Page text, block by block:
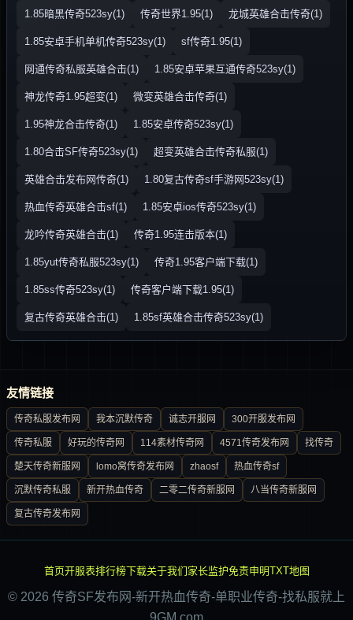
1.85暗黑传奇523sy(1) 传奇世界1.95(1) 龙城英雄合击传奇(1)
1.85安卓手机单机传奇523sy(1) sf传奇1.95(1)
网通传奇私服英雄合击(1) 1.85安卓苹果互通传奇523sy(1)
神龙传奇1.95超变(1) 微变英雄合击传奇(1)
1.95神龙合击传奇(1) 1.85安卓传奇523sy(1)
1.80合击SF传奇523sy(1) 超变英雄合击传奇私服(1)
英雄合击发布网传奇(1) 1.80复古传奇sf手游网523sy(1)
热血传奇英雄合击sf(1) 1.85安卓ios传奇523sy(1)
龙吟传奇英雄合击(1) 传奇1.95连击版本(1)
1.85yut传奇私服523sy(1) 传奇1.95客户端下载(1)
1.85ss传奇523sy(1) 传奇客户端下载1.95(1)
复古传奇英雄合击(1) 1.85sf英雄合击传奇523sy(1)
友情链接
传奇私服发布网 我本沉默传奇 诚志开服网 300开服发布网
传奇私服 好玩的传奇网 114素材传奇网 4571传奇发布网 找传奇
楚天传奇新服网 lomo窝传奇发布网 zhaosf 热血传奇sf
沉默传奇私服 新开热血传奇 二零二传奇新服网 八当传奇新服网
复古传奇发布网
首页开服表排行榜下载关于我们 家长监护免责申明TXT地图
© 2026 传奇SF发布网-新开热血传奇-单职业传奇-找私服就上
9GM.com